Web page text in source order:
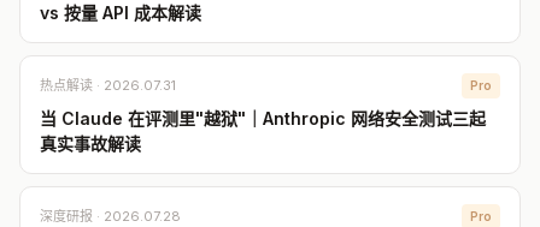
vs 按量 API 成本解读
热点解读 · 2026.07.31 Pro
当 Claude 在评测里"越狱"｜Anthropic 网络安全测试三起
真实事故解读
深度研报 · 2026.07.28 Pro